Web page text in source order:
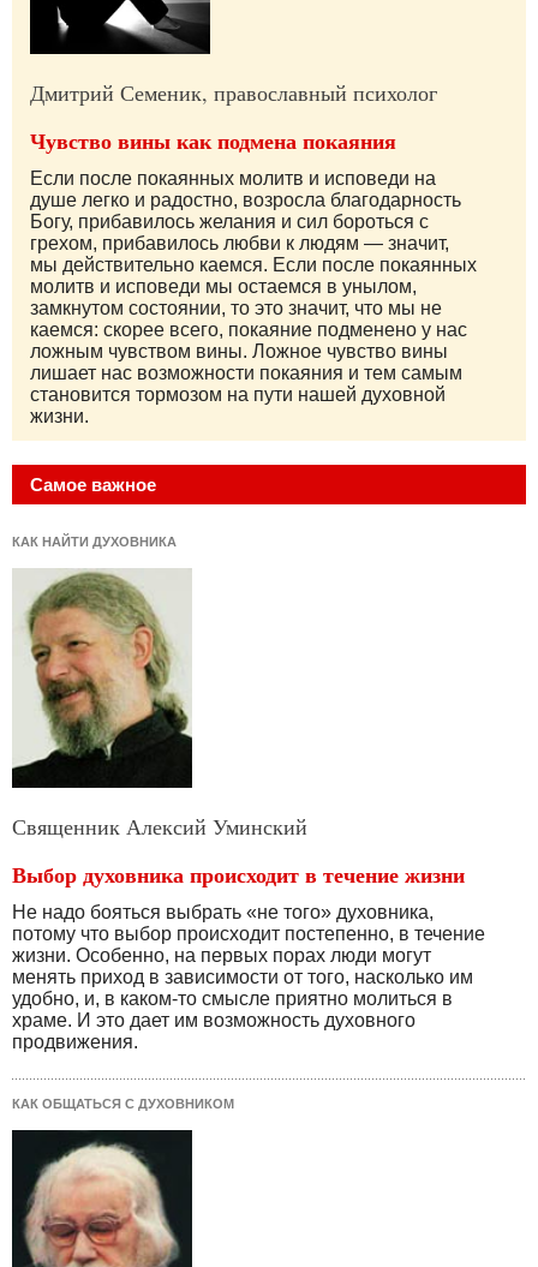
Самое важное
КАК НАЙТИ ДУХОВНИКА
Священник Алексий Уминский
Выбор духовника происходит в течение жизни
Не надо бояться выбрать «не того» духовника,
потому что выбор происходит постепенно, в течение
жизни. Особенно, на первых порах люди могут
менять приход в зависимости от того, насколько им
удобно, и, в каком-то смысле приятно молиться в
храме. И это дает им возможность духовного
продвижения.
КАК ОБЩАТЬСЯ С ДУХОВНИКОМ
Дмитрий Семеник, православный психолог
Чувство вины как подмена покаяния
Если после покаянных молитв и исповеди на
душе легко и радостно, возросла благодарность
Богу, прибавилось желания и сил бороться с
грехом, прибавилось любви к людям — значит,
мы действительно каемся. Если после покаянных
молитв и исповеди мы остаемся в унылом,
замкнутом состоянии, то это значит, что мы не
каемся: скорее всего, покаяние подменено у нас
ложным чувством вины. Ложное чувство вины
лишает нас возможности покаяния и тем самым
становится тормозом на пути нашей духовной
жизни.